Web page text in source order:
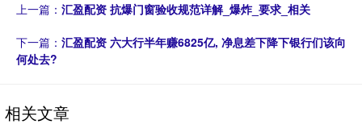
上一篇： 汇盈配资 抗爆门窗验收规范详解_爆炸_要求_相关
下一篇： 汇盈配资 六大行半年赚6825亿, 净息差下降下银行们该向
何处去?
相关文章